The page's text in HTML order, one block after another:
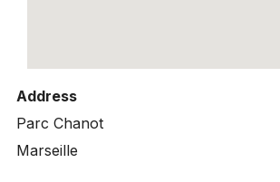
Address
Parc Chanot
Marseille